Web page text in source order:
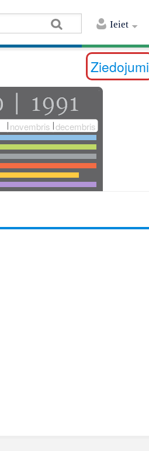
Ieiet
Ziedojumi
novembris decembris